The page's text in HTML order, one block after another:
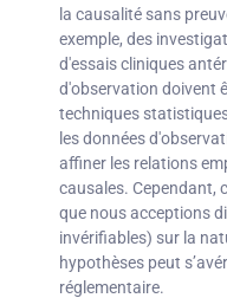
la causalité sans
exemple, des
d'essais cliniques
d'observation doivent
techniques
les données
affiner les relations
causales. Cependant,
que nous acceptions
invérifiables) sur la
hypothèses peut
réglementaire.